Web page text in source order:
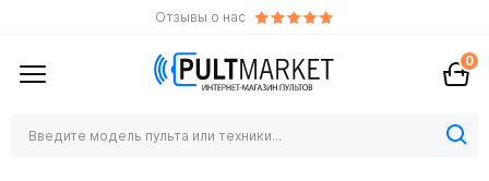
Отзывы о нас
0